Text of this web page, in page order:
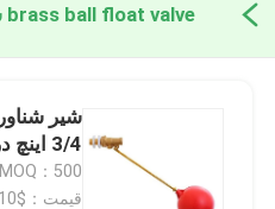
brass ball float valve ساخت آنلاین
3/4 اینچ دریچه شناور توپی
MOQ：500 عدد
قیمت：$1.10 - $2.00/pieces